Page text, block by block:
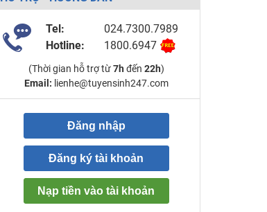
Tel:
024.7300.7989
Hotline:
1800.6947
(Thời gian hỗ trợ từ7h đến 22h)
Email: lienhe@tuyensinh247.com
Đăng nhập
Đăng ký tài khoản
Nạp tiền vào tài khoản